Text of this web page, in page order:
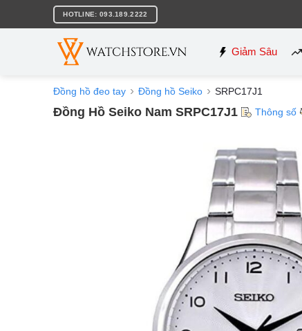
nội
HOTLINE: 093.189.2222
Giảm Sâu
Đồng hồ đeo tay Đồng hồ Seiko SRPC17J1
Đồng Hồ Seiko Nam SRPC17J1 Thông số